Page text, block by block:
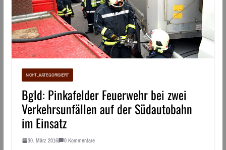
NICHT_KATEGORISIERT
Bgld: Pinkafelder Feuerwehr bei zwei
Verkehrsunfällen auf der Südautobahn
im Einsatz
30. März 2016 0 Kommentare